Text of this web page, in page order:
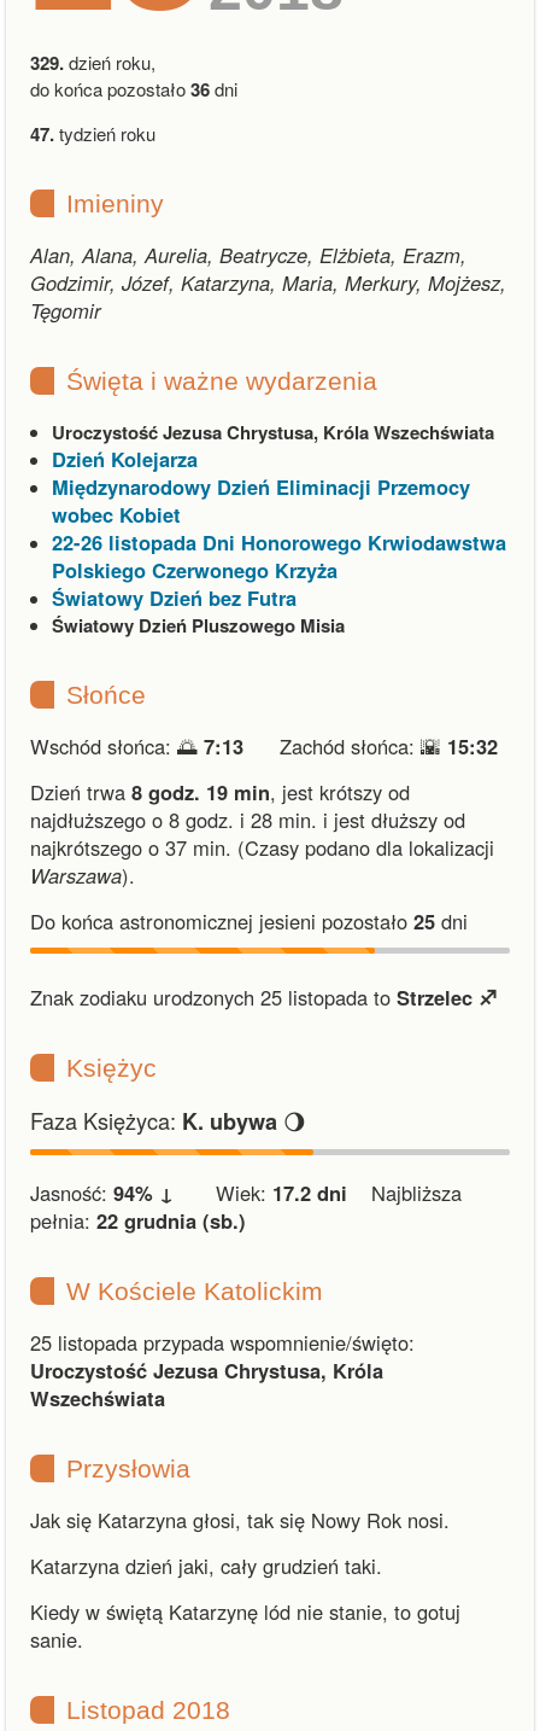
329.dzień roku,
do końca pozostało36dni
47.tydzień roku
Imieniny
Alan, Alana, Aurelia, Beatrycze, Elżbieta, Erazm,
Godzimir, Józef, Katarzyna, Maria, Merkury, Mojżesz,
Tęgomir
Święta i ważne wydarzenia
Uroczystość Jezusa Chrystusa, Króla Wszechświata
Dzień Kolejarza
Międzynarodowy Dzień Eliminacji Przemocy
wobec Kobiet
22-26 listopada Dni Honorowego Krwiodawstwa
Polskiego Czerwonego Krzyża
Światowy Dzień bez Futra
Światowy Dzień Pluszowego Misia
Słońce
Wschód słońca: 🌅 7:13 Zachód słońca: 🌇 15:32
Dzień trwa 8 godz. 19 min, jest krótszy od
najdłuższego o 8 godz. i 28 min. i jest dłuższy od
najkrótszego o 37 min. (Czasy podano dla lokalizacji
Warszawa).
Do końca astronomicznej jesieni pozostało 25 dni
Znak zodiaku urodzonych 25 listopada to Strzelec ♐︎
Księżyc
Faza Księżyca: K. ubywa 🌖
Jasność: 94% ↓ Wiek: 17.2 dni Najbliższa
pełnia: 22 grudnia (sb.)
W Kościele Katolickim
25 listopada przypada wspomnienie/święto:
Uroczystość Jezusa Chrystusa, Króla
Wszechświata
Przysłowia
Jak się Katarzyna głosi, tak się Nowy Rok nosi.
Katarzyna dzień jaki, cały grudzień taki.
Kiedy w świętą Katarzynę lód nie stanie, to gotuj
sanie.
Listopad 2018